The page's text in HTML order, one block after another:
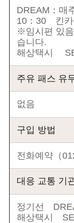
DREAM：매
10：30 킨
※임시편 있
습니다.
해상택시
주유 패스 유
없음
구입 방법
전화예약（
대응 교통 기
정기선
해상택시